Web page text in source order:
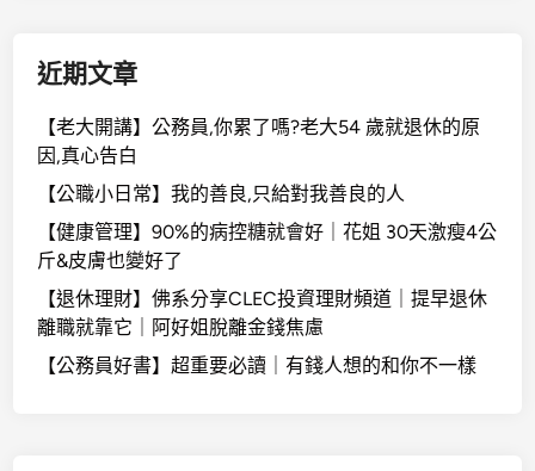
近期文章
【老大開講】公務員,你累了嗎?老大54 歲就退休的原
因,真心告白
【公職小日常】我的善良,只給對我善良的人
【健康管理】90%的病控糖就會好｜花姐 30天激瘦4公
斤&皮膚也變好了
【退休理財】佛系分享CLEC投資理財頻道｜提早退休
離職就靠它｜阿好姐脫離金錢焦慮
【公務員好書】超重要必讀｜有錢人想的和你不一樣